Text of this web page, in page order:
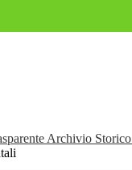
Archivio Storico